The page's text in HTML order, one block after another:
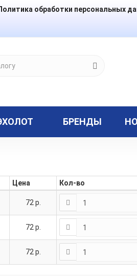
обработки персональных
БРЕНДЫ
Цена Кол-во
72 р.
72 р.
72 р.